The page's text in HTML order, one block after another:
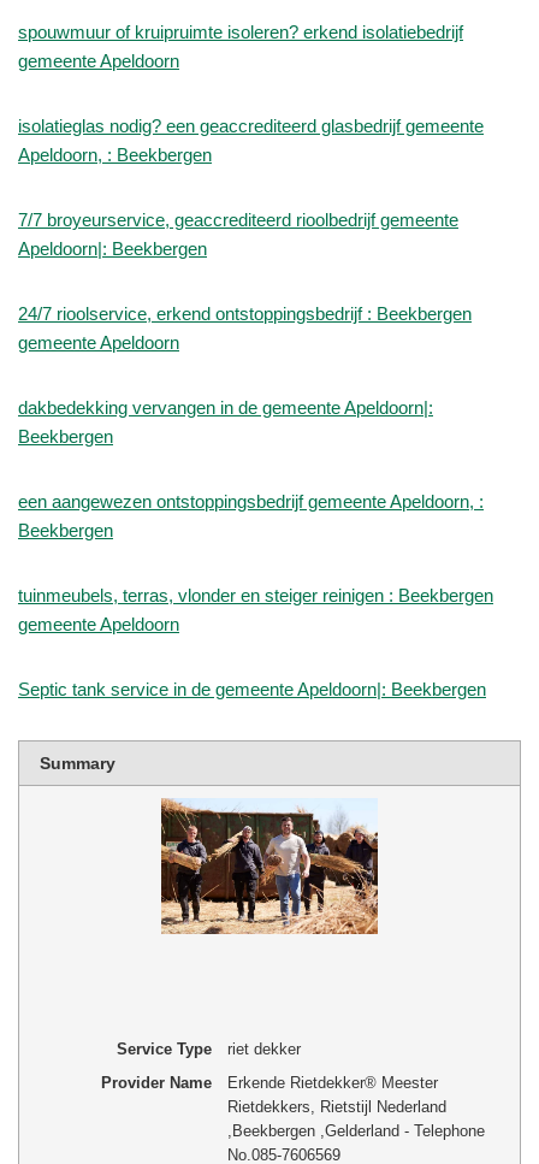
spouwmuur of kruipruimte isoleren? erkend isolatiebedrijf
gemeente Apeldoorn
isolatieglas nodig? een geaccrediteerd glasbedrijf gemeente
Apeldoorn, : Beekbergen
7/7 broyeurservice, geaccrediteerd rioolbedrijf gemeente
Apeldoorn|: Beekbergen
24/7 rioolservice, erkend ontstoppingsbedrijf : Beekbergen
gemeente Apeldoorn
dakbedekking vervangen in de gemeente Apeldoorn|:
Beekbergen
een aangewezen ontstoppingsbedrijf gemeente Apeldoorn, :
Beekbergen
tuinmeubels, terras, vlonder en steiger reinigen : Beekbergen
gemeente Apeldoorn
Septic tank service in de gemeente Apeldoorn|: Beekbergen
Summary
Service Type
riet dekker
Provider Name
Erkende Rietdekker® Meester
Rietdekkers, Rietstijl Nederland
Beekbergen Gelderland -Telephone
No.085-7606569